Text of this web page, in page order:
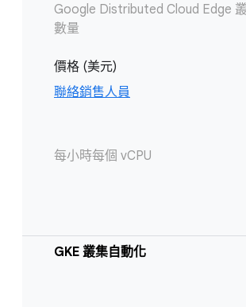
Google Distributed Cloud Edge
數量
價格 (美元)
聯絡銷售人員
每小時每個 vCPU
GKE 叢集自動化